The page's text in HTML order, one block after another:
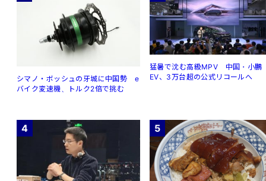
シマノ・ボッシュの牙城に中国勢 e
バイク変速機、トルク2倍で挑む
猛暑で沈む高級MPV 中国・小鵬
EV、3万台超の公式リコールへ
4 5